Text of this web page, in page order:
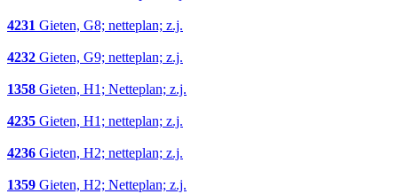
4231 Gieten, G8; netteplan; z.j.
4232 Gieten, G9; netteplan; z.j.
1358 Gieten, H1; Netteplan; z.j.
4235 Gieten, H1; netteplan; z.j.
4236 Gieten, H2; netteplan; z.j.
1359 Gieten, H2; Netteplan; z.j.